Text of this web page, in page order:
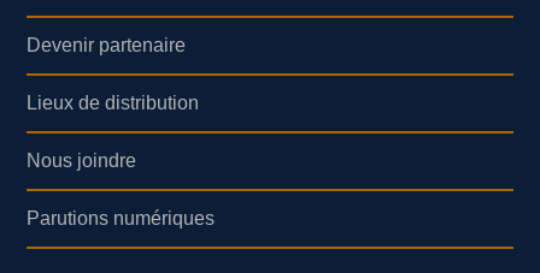
Devenir partenaire
Lieux de distribution
Nous joindre
Parutions numériques